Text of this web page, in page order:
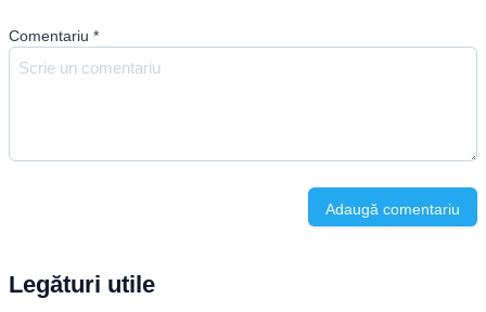
Comentariu *
Adaugă comentariu
Legături utile